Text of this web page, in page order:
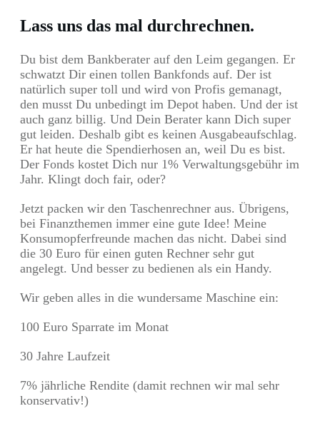
Lass uns das mal durchrechnen.
Du bist dem Bankberater auf den Leim gegangen. Er
schwatzt Dir einen tollen Bankfonds auf. Der ist
natürlich super toll und wird von Profis gemanagt,
den musst Du unbedingt im Depot haben. Und der ist
auch ganz billig. Und Dein Berater kann Dich super
gut leiden. Deshalb gibt es keinen Ausgabeaufschlag.
Er hat heute die Spendierhosen an, weil Du es bist.
Der Fonds kostet Dich nur 1% Verwaltungsgebühr im
Jahr. Klingt doch fair, oder?
Jetzt packen wir den Taschenrechner aus. Übrigens,
bei Finanzthemen immer eine gute Idee! Meine
Konsumopferfreunde machen das nicht. Dabei sind
die 30 Euro für einen guten Rechner sehr gut
angelegt. Und besser zu bedienen als ein Handy.
Wir geben alles in die wundersame Maschine ein:
100 Euro Sparrate im Monat
30 Jahre Laufzeit
7% jährliche Rendite (damit rechnen wir mal sehr
konservativ!)